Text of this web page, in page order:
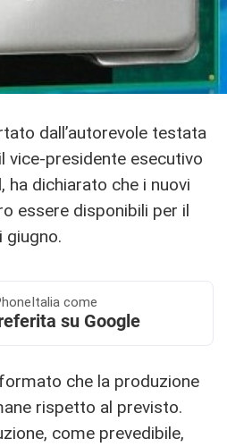
dall’autorevole testata
vice-presidente esecutivo
, ha dichiarato che i nuovi
essere disponibili per il
giugno.
come
su Google
che la produzione
rispetto al previsto.
come prevedibile,